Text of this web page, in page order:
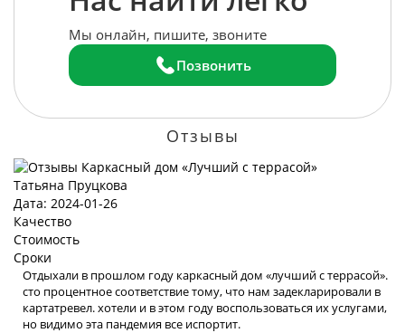
Мы онлайн, пишите, звоните
Позвонить
Отзывы
Татьяна Пруцкова
Дата: 2024-01-26
Качество
Стоимость
Сроки
Отдыхали в прошлом году каркасный дом «лучший с террасой».
сто процентное соответствие тому, что нам задекларировали в
картатревел. хотели и в этом году воспользоваться их услугами,
но видимо эта пандемия все испортит.